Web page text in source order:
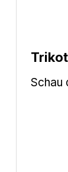
Schau